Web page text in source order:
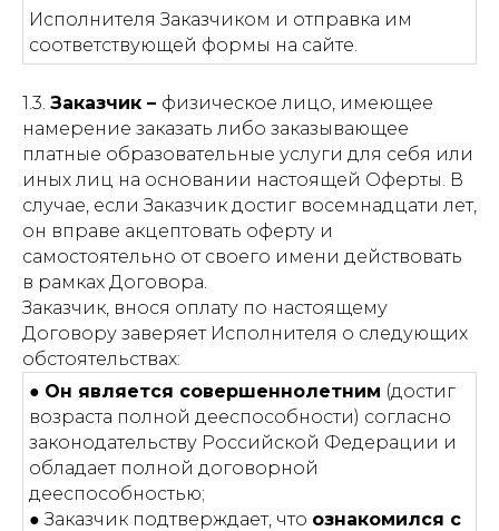
Исполнителя Заказчиком и отправка им
соответствующей формы на сайте.
1.3. Заказчик – физическое лицо, имеющее
намерение заказать либо заказывающее
платные образовательные услуги для себя или
иных лиц на основании настоящей Оферты. В
случае, если Заказчик достиг восемнадцати лет,
он вправе акцептовать оферту и
самостоятельно от своего имени действовать
в рамках Договора.
Заказчик, внося оплату по настоящему
Договору заверяет Исполнителя о следующих
обстоятельствах:
● Он является совершеннолетним (достиг
возраста полной дееспособности) согласно
законодательству Российской Федерации и
обладает полной договорной
дееспособностью;
● Заказчик подтверждает, что ознакомился с